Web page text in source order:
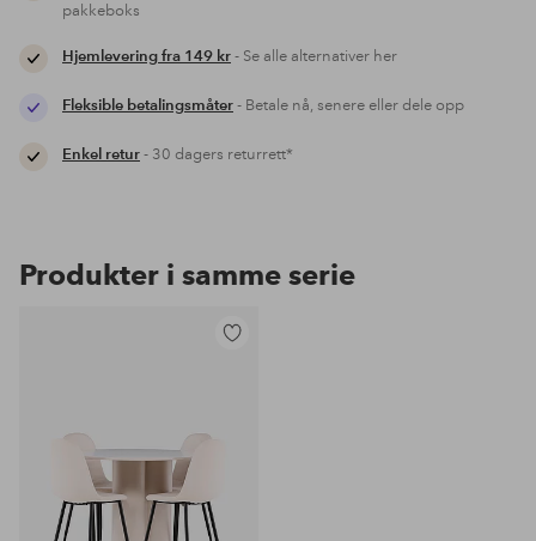
pakkeboks
Hjemlevering fra 149 kr- Se alle alternativer her
Fleksible betalingsmåter- Betale nå, senere eller dele opp
Enkel retur- 30 dagers returrett*
Produkter i samme serie